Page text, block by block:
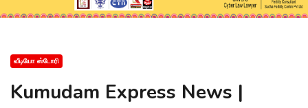
வீடியோ ஸ்டோரி
Kumudam Express News |